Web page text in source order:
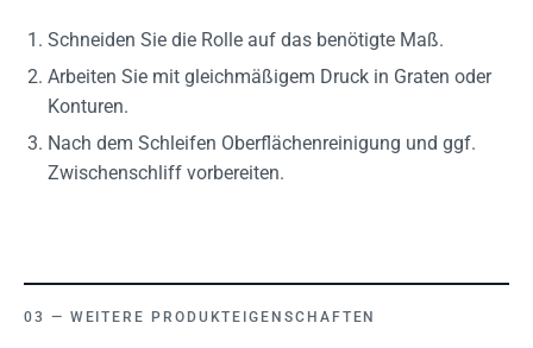
Schneiden Sie die Rolle auf das benötigte Maß.
Arbeiten Sie mit gleichmäßigem Druck in Graten oder
Konturen.
Nach dem Schleifen Oberflächenreinigung und ggf.
Zwischenschliff vorbereiten.
WEITERE PRODUKTEIGENSCHAFTEN